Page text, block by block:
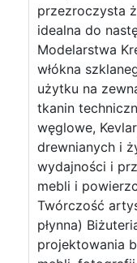
przezroczysta
idealna do
Modelarstwa
włókna
użytku na
tkanin
węglowe,
drewnianych i
wydajności i
mebli i
Twórczość
płynna)
projektowania